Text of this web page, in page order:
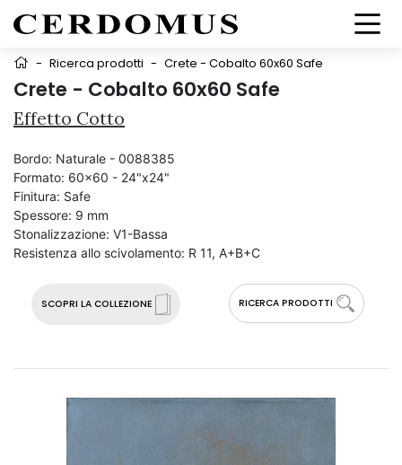
- Ricerca prodotti - Crete - Cobalto 60x60 Safe
Crete - Cobalto 60x60 Safe
Effetto Cotto
SCOPRI LA COLLEZIONE RICERCA PRODOTTI
Bordo: Naturale - 0088385
Formato: 60x60 - 24"x24"
Finitura: Safe
Spessore: 9 mm
Stonalizzazione: V1-Bassa
Resistenza allo scivolamento: R 11, A+B+C